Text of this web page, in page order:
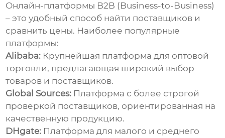
Онлайн-платформы B2B (Business-to-Business)
– это удобный способ найти поставщиков и
сравнить цены. Наиболее популярные
платформы:
Alibaba: Крупнейшая платформа для оптовой
торговли, предлагающая широкий выбор
товаров и поставщиков.
Global Sources: Платформа с более строгой
проверкой поставщиков, ориентированная на
качественную продукцию.
DHgate: Платформа для малого и среднего